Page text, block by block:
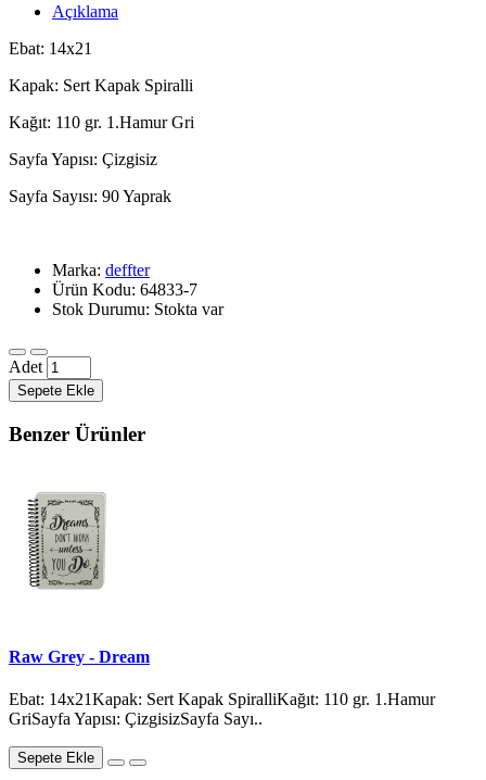
Açıklama
Ebat: 14x21
Kapak: Sert Kapak Spiralli
Kağıt: 110 gr. 1.Hamur Gri
Sayfa Yapısı: Çizgisiz
Sayfa Sayısı: 90 Yaprak
Marka: deffter
Ürün Kodu: 64833-7
Stok Durumu: Stokta var
Adet
Sepete Ekle
Benzer Ürünler
Raw Grey - Dream
Ebat: 14x21Kapak: Sert Kapak SpiralliKağıt: 110 gr. 1.Hamur
GriSayfa Yapısı: ÇizgisizSayfa Sayı..
Sepete Ekle